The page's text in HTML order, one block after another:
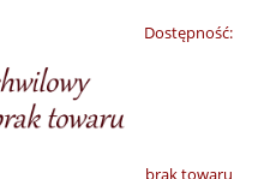
Dostępność:
brak towaru